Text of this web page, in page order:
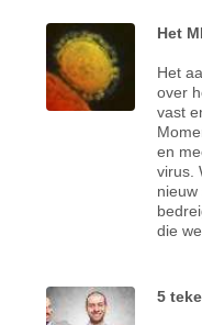
Het
Het
over
vast
en
virus.
die
5